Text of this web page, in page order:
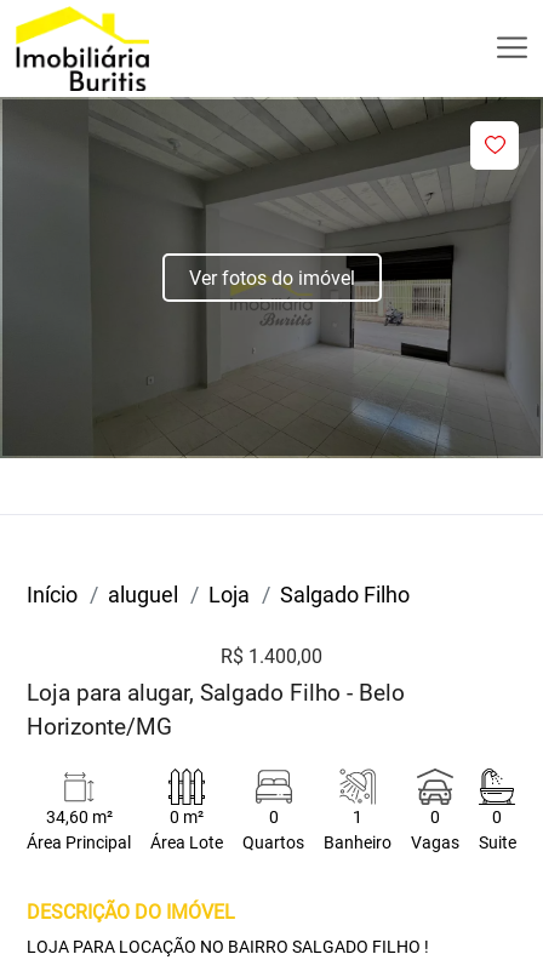
Ver fotos do imóvel
Início aluguel Loja Salgado Filho
R$ 1.400,00
Loja para alugar, Salgado Filho - Belo
Horizonte/MG
34,60 m²
Área Principal
0 m²
Área Lote
0
Quartos
1
Banheiro
0
Vagas
0
Suite
DESCRIÇÃO DO IMÓVEL
LOJA PARA LOCAÇÃO NO BAIRRO SALGADO FILHO !